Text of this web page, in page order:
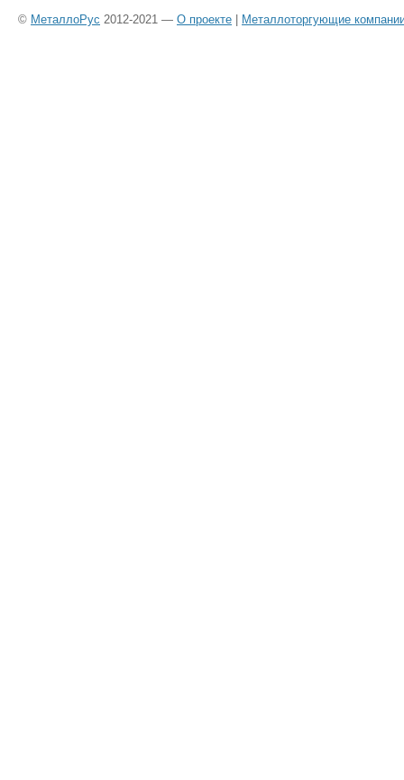
© МеталлоРус 2012-2021 — О проекте Металлоторгующие